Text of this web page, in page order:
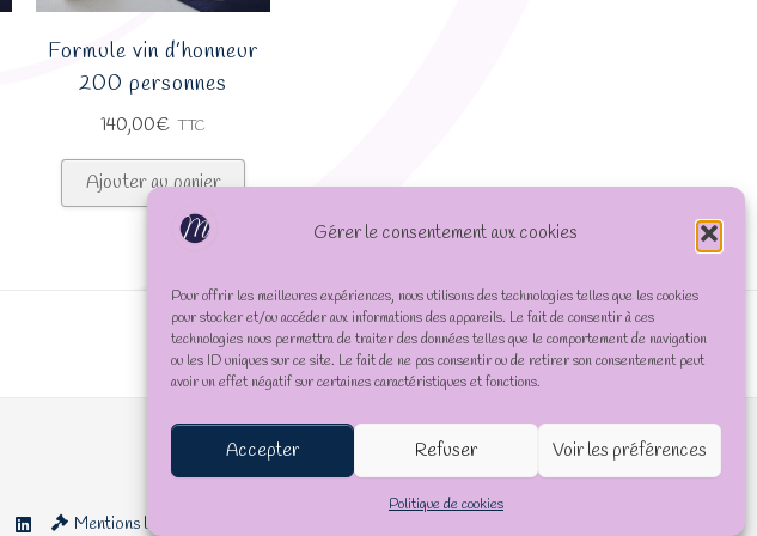
Gérer le consentement aux cookies
Pour offrir les meilleures expériences, nous utilisons des technologies telles que les cookies
pour stocker et/ou accéder aux informations des appareils. Le fait de consentir à ces
technologies nous permettra de traiter des données telles que le comportement de navigation
ou les ID uniques sur ce site. Le fait de ne pas consentir ou de retirer son consentement peut
avoir un effet négatif sur certaines caractéristiques et fonctions.
Accepter Refuser Voir les préférences
Politique de cookies
Formule vin d’honneur
200 personnes
140,00€ TTC
Ajouter au panier
Mentions légales